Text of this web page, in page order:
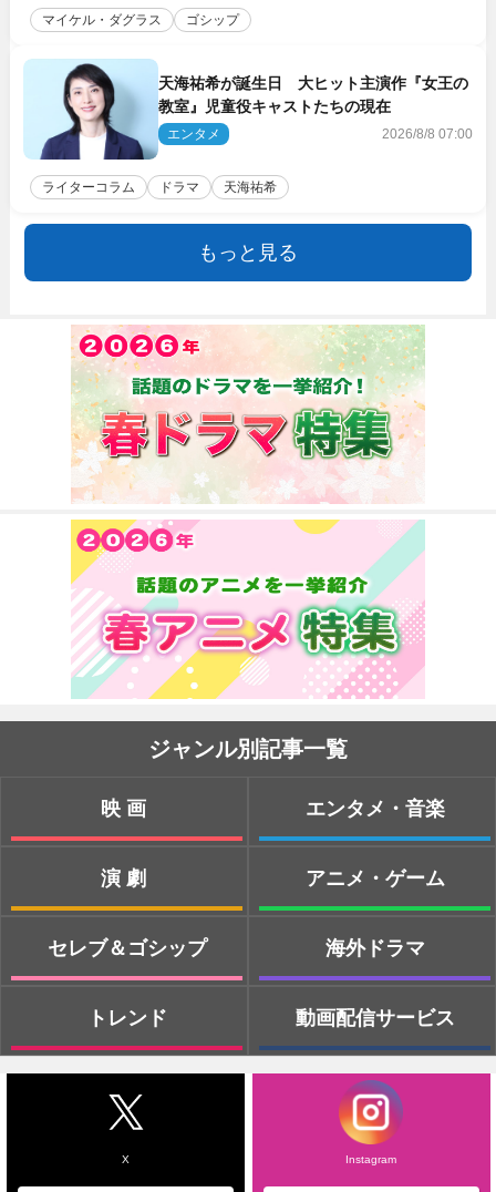
マイケル・ダグラス ゴシップ
天海祐希が誕生日 大ヒット主演作『女王の
教室』児童役キャストたちの現在
エンタメ 2026/8/8 07:00
ライターコラム ドラマ 天海祐希
もっと見る
ジャンル別記事一覧
映画
演劇
セレブ＆ゴシップ
トレンド
エンタメ・音楽
アニメ・ゲーム
海外ドラマ
動画配信サービス
X Instagram